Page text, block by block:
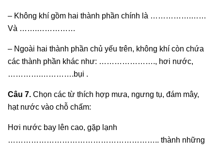
– Không khí gồm hai thành phần chính là …………….……
Và …….……………
– Ngoài hai thành phần chủ yếu trên, không khí còn chứa
các thành phần khác như: …………………., hơi nước,
………….………….bụi .
Câu 7. Chọn các từ thích hợp mưa, ngưng tụ, đám mây,
hạt nước vào chỗ chấm:
Hơi nước bay lên cao, gặp lạnh
………………………………………………….. thành những